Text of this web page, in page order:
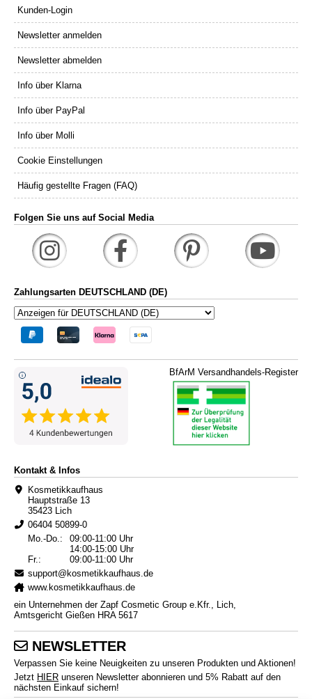
Kunden-Login
Newsletter anmelden
Newsletter abmelden
Info über Klarna
Info über PayPal
Info über Molli
Cookie Einstellungen
Häufig gestellte Fragen (FAQ)
Folgen Sie uns auf Social Media
Zahlungsarten DEUTSCHLAND (DE)
BfArM Versandhandels-Register
Kontakt & Infos
Kosmetikkaufhaus
Hauptstraße 13
35423 Lich
06404 50899-0
Mo.-Do.:
09:00-11:00 Uhr
14:00-15:00 Uhr
Fr.:
09:00-11:00 Uhr
support@kosmetikkaufhaus.de
www.kosmetikkaufhaus.de
ein Unternehmen der Zapf Cosmetic Group e.Kfr., Lich,
Amtsgericht Gießen HRA 5617
NEWSLETTER
Verpassen Sie keine Neuigkeiten zu unseren Produkten und Aktionen!
Jetzt HIER unseren Newsletter abonnieren und 5% Rabatt auf den
nächsten Einkauf sichern!